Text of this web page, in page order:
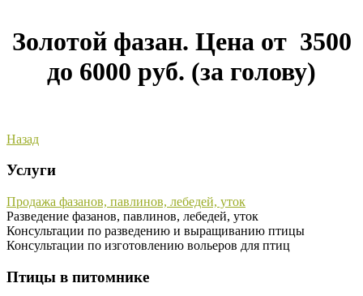
Золотой фазан. Цена от 3500
до 6000 руб. (за голову)
Назад
Услуги
Продажа фазанов, павлинов, лебедей, уток
Разведение фазанов, павлинов, лебедей, уток
Консультации по разведению и выращиванию птицы
Консультации по изготовлению вольеров для птиц
Птицы в питомнике